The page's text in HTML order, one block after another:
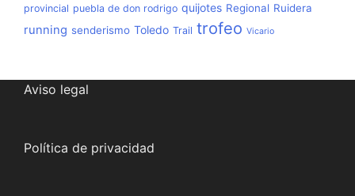
provincial puebla de don rodrigo quijotes Regional Ruidera
running senderismo Toledo Trail trofeo Vicario
Aviso legal
Política de privacidad